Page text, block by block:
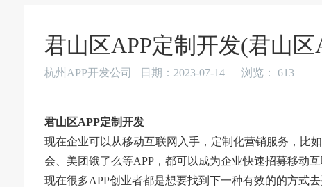
君山区APP定制开发(君山区
杭州APP开发公司 日期：2023-07-14 浏览： 613
君山区APP定制开发
现在企业可以从移动互联网入手，定制化营销服务，比
会、美团饿了么等APP，都可以成为企业快速招募移动互
现在很多APP创业者都是想要找到下一种有效的的方式